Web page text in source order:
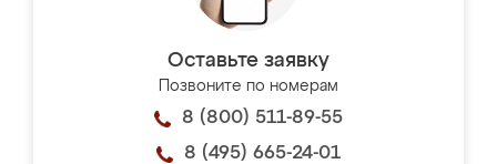
Оставьте заявку
Позвоните по номерам
8 (800) 511-89-55
8 (495) 665-24-01